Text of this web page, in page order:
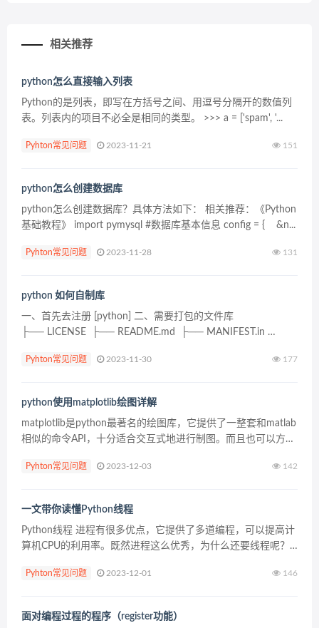
相关推荐
python怎么直接输入列表
Python的是列表，即写在方括号之间、用逗号分隔开的数值列
表。列表内的项目不必全是相同的类型。 >>> a = ['spam', '...
Pyhton常见问题 2023-11-21 151
python怎么创建数据库
python怎么创建数据库？具体方法如下： 相关推荐：《Python
基础教程》 import pymysql #数据库基本信息 config = { &n...
Pyhton常见问题 2023-11-28 131
python 如何自制库
一、首先去注册 [python] 二、需要打包的文件库
├── LICENSE ├── README.md ├── MANIFEST.in
Pyhton常见问题 2023-11-30 177
python使用matplotlib绘图详解
matplotlib是python最著名的绘图库，它提供了一整套和matlab
相似的命令API，十分适合交互式地进行制图。而且也可以方便
备，并且Gallery页面中...
Pyhton常见问题 2023-12-03 142
一文带你读懂Python线程
Python线程 进程有很多优点，它提供了多道编程，可以提高计
算机CPU的利用率。既然进程这么优秀，为什么还要线程呢？
一下几个方面： 进程只能在一个时间做一个任务，...
Pyhton常见问题 2023-12-01 146
面对编程过程的程序（register功能）